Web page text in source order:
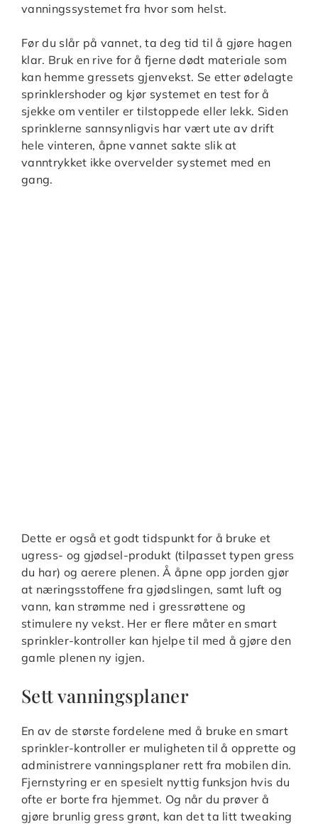
vanningssystemet fra hvor som helst.
Før du slår på vannet, ta deg tid til å gjøre hagen
klar. Bruk en rive for å fjerne dødt materiale som
kan hemme gressets gjenvekst. Se etter ødelagte
sprinklershoder og kjør systemet en test for å
sjekke om ventiler er tilstoppede eller lekk. Siden
sprinklerne sannsynligvis har vært ute av drift
hele vinteren, åpne vannet sakte slik at
vanntrykket ikke overvelder systemet med en
gang.
Dette er også et godt tidspunkt for å bruke et
ugress- og gjødsel-produkt (tilpasset typen gress
du har) og aerere plenen. Å åpne opp jorden gjør
at næringsstoffene fra gjødslingen, samt luft og
vann, kan strømme ned i gressrøttene og
stimulere ny vekst. Her er flere måter en smart
sprinkler-kontroller kan hjelpe til med å gjøre den
gamle plenen ny igjen.
Sett vanningsplaner
En av de største fordelene med å bruke en smart
sprinkler-kontroller er muligheten til å opprette og
administrere vanningsplaner rett fra mobilen din.
Fjernstyring er en spesielt nyttig funksjon hvis du
ofte er borte fra hjemmet. Og når du prøver å
gjøre brunlig gress grønt, kan det ta litt tweaking